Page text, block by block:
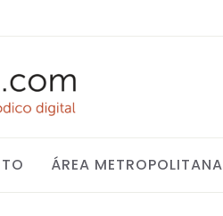
ÁREA METROPOLITANA